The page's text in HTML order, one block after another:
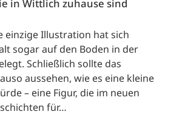
in Wittlich zuhause sind
einzige Illustration hat sich
sogar auf den Boden in der
Schließlich sollte das
aussehen, wie es eine kleine
– eine Figur, die im neuen
für…